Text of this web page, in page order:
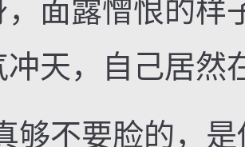
，面露憎恨的样
冲天，自己居然
不要脸的，是